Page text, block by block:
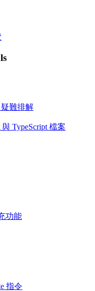
難排解
TypeScript 檔案
功能
指令